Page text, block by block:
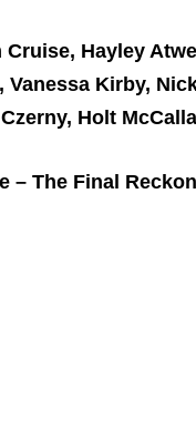
Cruise, Hayley
Vanessa Kirby,
Holt
– The Final